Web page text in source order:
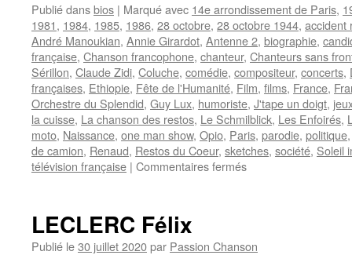
Publié dansbios | Marqué avec 14e arrondissement de Paris,
1981, 1984, 1985, 1986, 28 octobre, 28 octobre 1944, accident
André Manoukian, Annie Girardot, Antenne 2, biographie,
française, Chanson francophone, chanteur, Chanteurs sans
Sérillon, Claude Zidi, Coluche, comédie, compositeur, concerts,
françaises, Ethiopie, Fête de l'Humanité, Film, films, France,
Orchestre du Splendid, Guy Lux, humoriste, J'tape un doigt,
la cuisse, La chanson des restos, Le Schmilblick, Les Enfoirés,
moto, Naissance, one man show, Opio, Paris, parodie, politique
de camion, Renaud, Restos du Coeur, sketches, société, Soleil
télévision française | Commentaires ferméssur
LECLERC Félix
Publié le30 juillet 2020par Passion Chanson